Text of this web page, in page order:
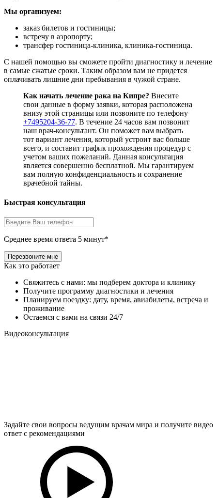
Мы организуем:
заказ билетов и гостиницы;
встречу в аэропорту;
трансфер гостиница-клиника, клиника-гостиница.
С нашей помощью вы сможете пройти диагностику и лечение
в самые сжатые сроки. Таким образом вам не придется
оплачивать лишние дни пребывания в чужой стране.
Как начать лечение рака на Кипре? Внесите
свои данные в форму заявки, которая расположена
внизу этой страницы или позвоните по телефону
+7495204-36-77. В течение 24 часов вам позвонит
наш врач-консультант. Он поможет вам выбрать
тот вариант лечения, который устроит вас больше
всего, и составит график прохождения процедур с
учетом ваших пожеланий. Данная консультация
является совершенно бесплатной. Мы гарантируем
вам полную конфиденциальность и сохранение
врачебной тайны.
Быстрая консультация
Среднее время ответа 5 минут*
Как это работает
Свяжитесь с нами: мы подберем доктора и клинику
Получите программу диагностики и лечения
Планируем поездку: дату, время, авиабилеты, встреча и
проживание
Остаемся с вами на связи 24/7
Видеоконсультация
Задайте свои вопросы ведущим врачам мира и получите видео
ответ с рекомендациями